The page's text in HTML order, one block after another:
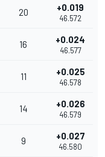
20 +0.019
46.572
16 +0.024
46.577
11 +0.025
46.578
14 +0.026
46.579
9 +0.027
46.580